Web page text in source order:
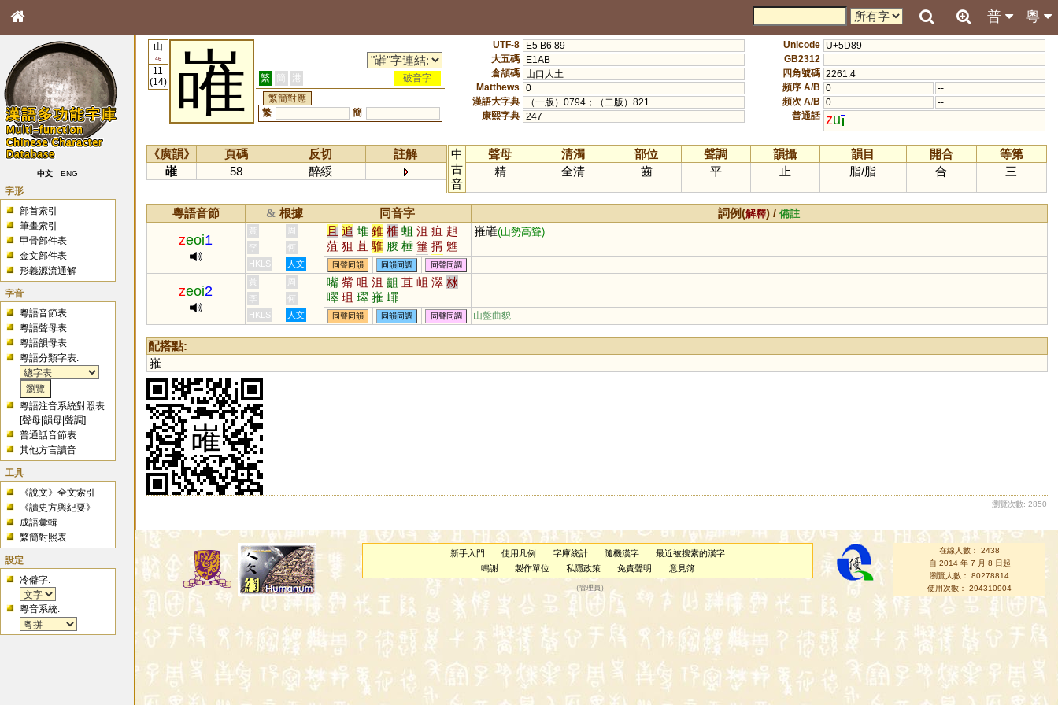
粵
普
中文 ENG
字形
部首索引
筆畫索引
甲骨部件表
金文部件表
形義源流通解
字音
粵語音節表
粵語聲母表
粵語韻母表
粵語分類字表:
粵語注音系統對照表
[聲母 |韻母 |聲調]
普通話音節表
其他方言讀音
工具
《說文》全文索引
《讀史方輿紀要》
成語彙輯
繁簡對照表
設定
冷僻字:
粵音系統:
山
46
11
(14)
嶉 繁 簡 港
破音字
繁簡對應
繁
簡
UTF-8
E5 B6 89
大五碼
E1AB
倉頡碼
山口人土
Matthews
0
漢語大字典
（一版）0794；（二版）821
康熙字典 247
Unicode U+5D89
GB2312
四角號碼 2261.4
頻序 A/B 0
--
頻次 A/B 0
--
普通話 zu
《廣韻》 頁碼 反切
註解
嶉
58 醉綏
中
古
音
聲母 清濁 部位 聲調 韻攝 韻目 開合
等第
精
全清 齒 平 止 脂/脂 合 三
粵語音節 & 根據 同音字 詞例(解釋) /備註
zeoi1
黃 周 且 追 堆 錐 椎 蛆 沮 疽 趄
菹 狙 苴 騅 朘 棰 箠 揟 魋
罝 岨 鵻 雎 葅 跙 娵 隹 砠
嶊嶉(山勢高聳)
李
何
HKLS
人文 同聲同韻 同韻同調 同聲同調
zeoi2
黃 周 嘴 觜 咀 沮 齟 苴 岨 濢 沝
噿 珇 璻 嶊 嶵
李
何
HKLS
人文 同聲同韻 同韻同調 同聲同調 山盤曲貌
配搭點:
嶊
瀏覽次數: 2850
新手入門 使用凡例 字庫統計 隨機漢字
最近被搜索的漢字
鳴謝
製作單位 私隱政策 免責聲明 意見簿
（管理員 ）
在線人數： 2438
自 2014 年 7 月 8 日起
瀏覽人數： 80278814
使用次數： 294310904